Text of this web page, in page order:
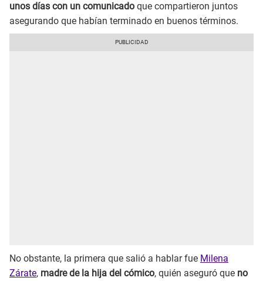
unos días con un comunicado que compartieron juntos
asegurando que habían terminado en buenos términos.
No obstante, la primera que salió a hablar fue Milena
Zárate, madre de la hija del cómico, quién aseguró que no